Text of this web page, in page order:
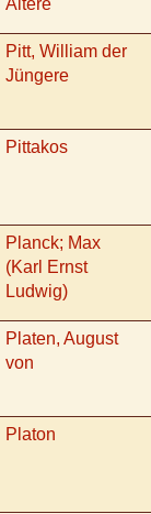
Ältere
Pitt, William der
Jüngere
Pittakos
Planck; Max
(Karl Ernst
Ludwig)
Platen, August
von
Platon